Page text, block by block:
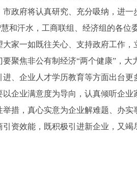
政府将认真研究、充分吸纳，进一
和汗水，工商联组、经济组的各位
家一如既往关心、支持政府工作
聚焦非公有制经济“两个健康”，大
、企业人才学历教育等方面出台
企业满意度为导向，认真倾听企业
措，真心实意为企业解难题、办实
资效能，既积极引进新企业，又竭